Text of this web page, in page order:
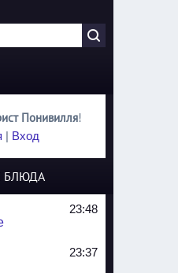
Понивилля!
| Вход
БЛЮДА
23:48
23:37